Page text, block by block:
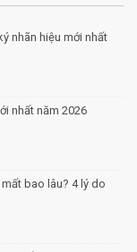
nhãn hiệu mới nhất
nhất năm 2026
bao lâu? 4 lý do